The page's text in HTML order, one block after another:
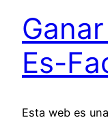
Es-
Esta web es